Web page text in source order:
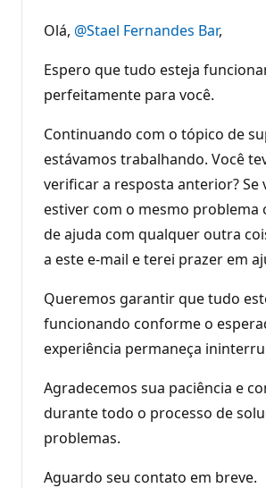
t
ã
Olá, @Stael Fernandes Bar,
Espero que tudo esteja
perfeitamente para você.
Continuando com o tópico de
estávamos trabalhando. Você
verificar a resposta anterior? Se
estiver com o mesmo problema
de ajuda com qualquer outra
a este e-mail e terei prazer em
Queremos garantir que tudo
funcionando conforme o
experiência permaneça
Agradecemos sua paciência e
durante todo o processo de
problemas.
Aguardo seu contato em breve.